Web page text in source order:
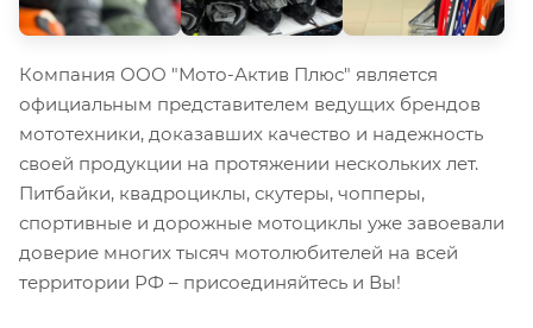
Компания ООО "Мото-Актив Плюс" является
официальным представителем ведущих брендов
мототехники, доказавших качество и надежность
своей продукции на протяжении нескольких лет.
Питбайки, квадроциклы, скутеры, чопперы,
спортивные и дорожные мотоциклы уже завоевали
доверие многих тысяч мотолюбителей на всей
территории РФ – присоединяйтесь и Вы!